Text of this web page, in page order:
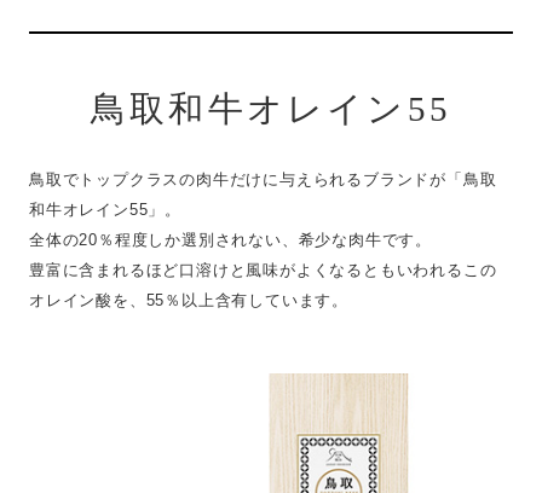
鳥取和牛オレイン55
鳥取でトップクラスの肉牛だけに与えられるブランドが「鳥取
和牛オレイン55」。
全体の20％程度しか選別されない、希少な肉牛です。
豊富に含まれるほど口溶けと風味がよくなるともいわれるこの
オレイン酸を、55％以上含有しています。